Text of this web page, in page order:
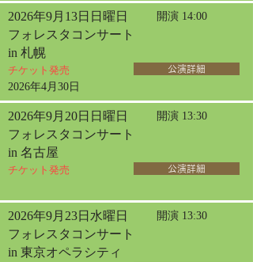
2026年9月13日日曜日 開演 14:00
フォレスタコンサート
in 札幌
チケット発売
2026年4月30日
公演詳細
2026年9月20日日曜日 開演 13:30
フォレスタコンサート
in 名古屋
チケット発売 公演詳細
2026年9月23日水曜日 開演 13:30
フォレスタコンサート
in 東京オペラシティ